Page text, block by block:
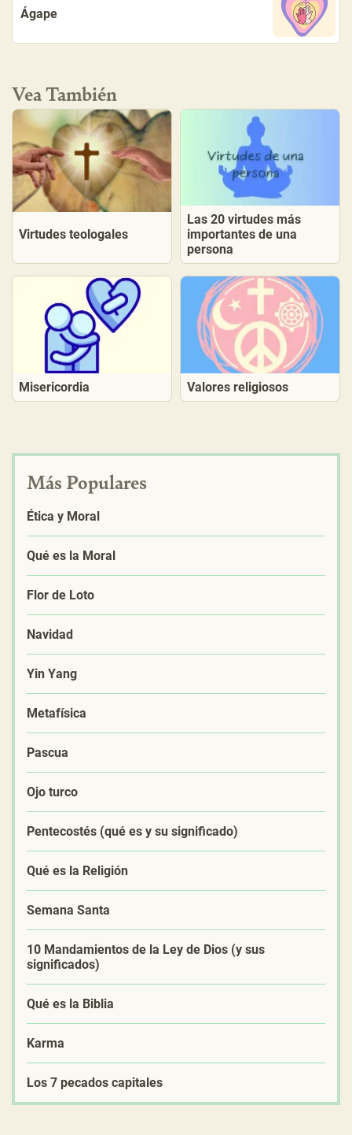
Ágape
Vea También
Virtudes teologales
Las 20 virtudes más
importantes de una
persona
Misericordia Valores religiosos
Más Populares
Ética y Moral
Qué es la Moral
Flor de Loto
Navidad
Yin Yang
Metafísica
Pascua
Ojo turco
Pentecostés (qué es y su significado)
Qué es la Religión
Semana Santa
10 Mandamientos de la Ley de Dios (y sus
significados)
Qué es la Biblia
Karma
Los 7 pecados capitales